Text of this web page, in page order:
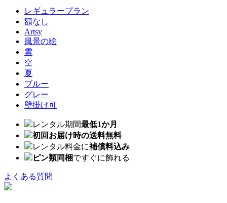
レギュラープラン
額なし
Artsy
風景の絵
雲
空
夏
ブルー
グレー
壁掛け可
レンタル期間最低1か月
初回お届け時の送料無料
レンタル料金に補償料込み
ピン類同梱ですぐに飾れる
よくある質問